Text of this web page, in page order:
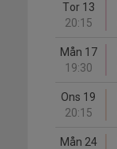
Tor 13
20:15
Mån 17
19:30
Ons 19
20:15
Mån 24